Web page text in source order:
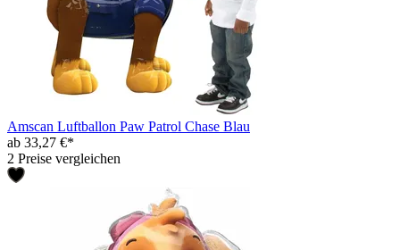
Amscan Luftballon Paw Patrol Chase Blau
ab 33,27 €*
2 Preise vergleichen